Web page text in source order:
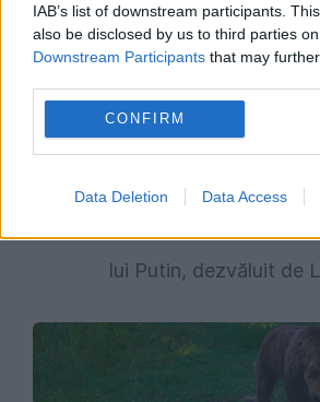
IAB’s list of downstream participants.
also be disclosed by us to third parties
Downstream Participants that may
CONFIRM
Data Deletion Data Access
Avertisment fără precedent.
ataca NATO folosind drone
lui Putin, dezvăluit de